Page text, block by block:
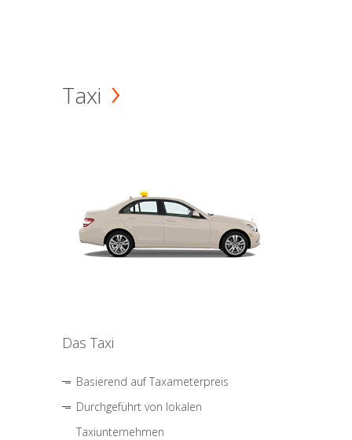
Taxi
Das Taxi
Basierend auf Taxameterpreis
Durchgeführt von lokalen
Taxiunternehmen